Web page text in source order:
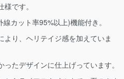
です。
カット率95%以上)機能付き。
より、ヘリテイジ感を加えていま
たデザインに仕上げっています。